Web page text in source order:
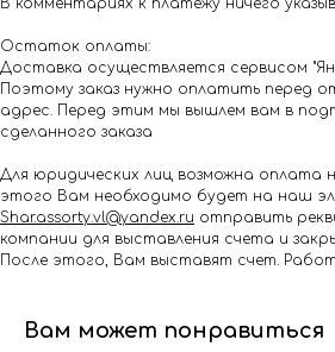
В комментариях к платежу ничего
Остаток оплаты:
Доставка осуществляется сервисом
Поэтому заказ нужно оплатить перед
адрес. Перед этим мы вышлем вам в
сделанного заказа
Для юридических лиц возможна оплата
этого Вам необходимо будет на наш
Shar.assorty.vl@yandex.ru отправить
компании для выставления счета и
После этого, Вам выставят счет.
Вам может понравиться